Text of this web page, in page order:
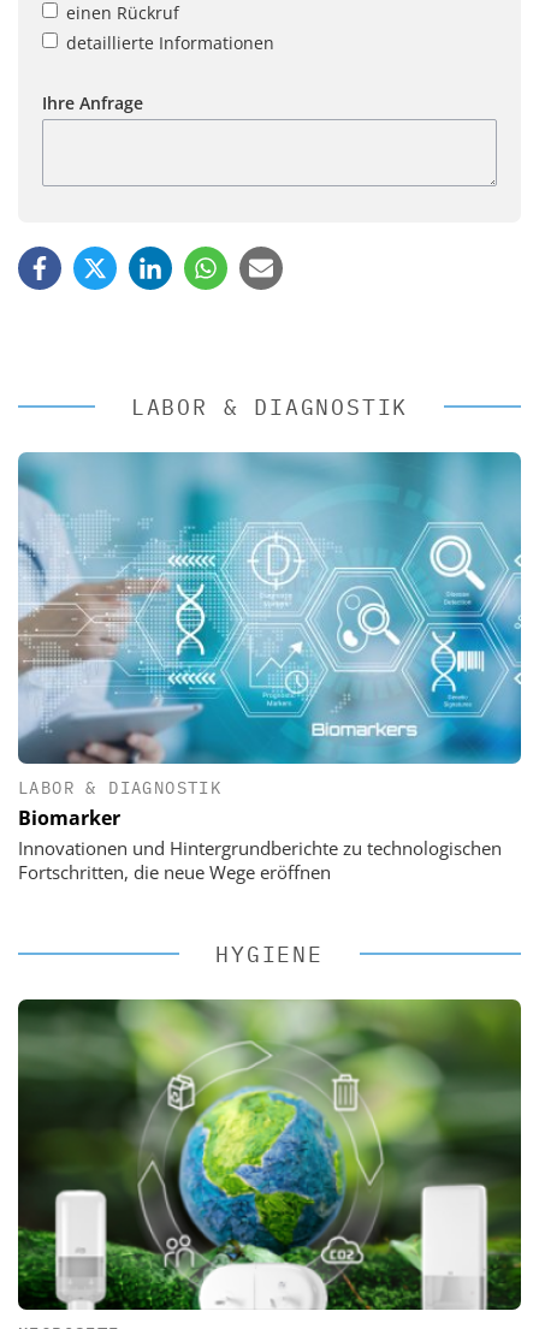
einen Rückruf
detaillierte Informationen
Ihre Anfrage
LABOR & DIAGNOSTIK
LABOR & DIAGNOSTIK
Biomarker
Innovationen und Hintergrundberichte zu technologischen
Fortschritten, die neue Wege eröffnen
HYGIENE